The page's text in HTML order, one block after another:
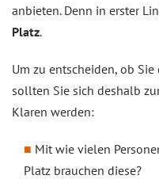
anbieten. Denn in erster
Platz.
Um zu entscheiden, ob
sollten Sie sich deshalb
Klaren werden:
Mit wie vielen
Platz brauchen diese?